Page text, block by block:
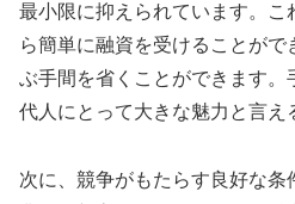
最小限に抑えられています。
ら簡単に融資を受けることが
ぶ手間を省くことができます
代人にとって大きな魅力と言え
次に、競争がもたらす良好な